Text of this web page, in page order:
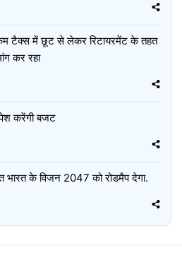
टैक्‍स में छूट से लेकर रिटायरमेंट के तहत
कर रहा
करेंगी बजट
भारत के विजन 2047 को रोडमैप देगा.